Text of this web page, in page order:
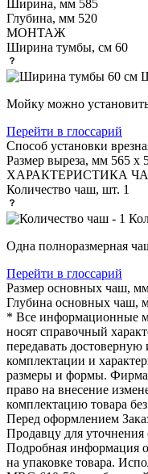
Ширина, мм 585
Глубина, мм 520
МОНТАЖ
Ширина тумбы, см 60
Мойку можно
Перейти в глоссарий
Способ установки
Размер выреза, мм 565 х
ХАРАКТЕРИСТИКА
Количество чаш, шт. 1
Одна полноразмерная
Перейти в глоссарий
Размер основных чаш,
Глубина основных чаш,
* Все информационные
носят справочный
передавать
комплектации и
размеры и формы. Фирма-
право на внесение
комплектацию товара
Перед оформлением
Продавцу для уточнения
Подробная информация
на упаковке товара.